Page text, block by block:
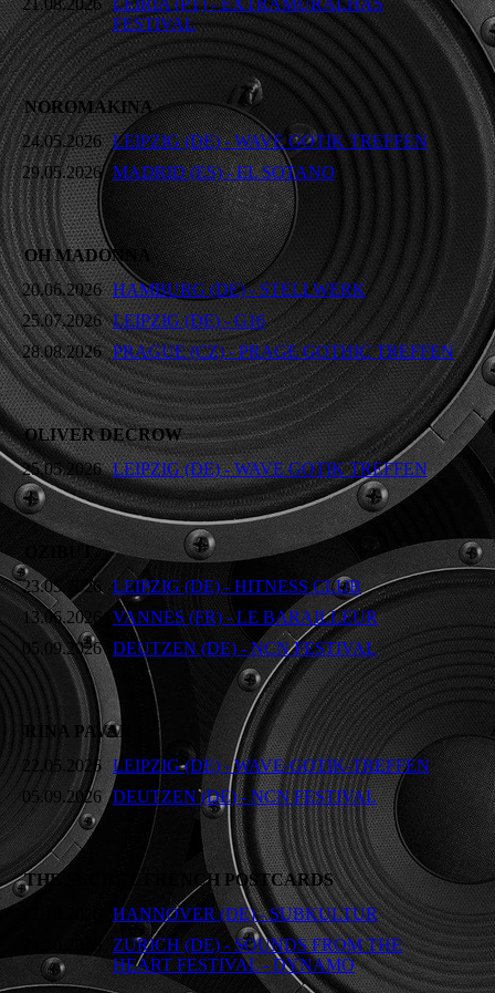
21.08.2026 LEIRIA (PT) - EXTRAMURALHAS
FESTIVAL
NOROMAKINA
24.05.2026 LEIPZIG (DE) - WAVE GOTIK TREFFEN
29.05.2026 MADRID (ES) - EL SOTANO
OH MADONNA
20.06.2026 HAMBURG (DE) - STELLWERK
25.07.2026 LEIPZIG (DE) - G16
28.08.2026 PRAGUE (CZ) - PRAGE GOTHIC TREFFEN
OLIVER DECROW
25.05.2026 LEIPZIG (DE) - WAVE GOTIK TREFFEN
OZIBUT
23.05.2026
LEIPZIG (DE) - HITNESS CLUB
13.06.2026
VANNES (FR) - LE BARAILLEUR
05.09.2026 DEUTZEN (DE) - NCN FESTIVAL
RINA PAVAR
22.05.2026 LEIPZIG (DE) - WAVE-GOTIK-TREFFEN
05.09.2026 DEUTZEN (DE) - NCN FESTIVAL
THE SECRET FRENCH POSTCARDS
HANNOVER (DE) - SUBKULTUR
ZURICH (DE) - SOUNDS FROM THE
HEART FESTIVAL - DYNAMO